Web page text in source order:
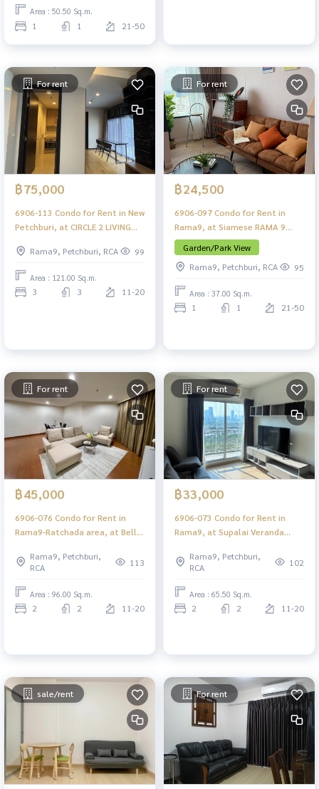
Area : 50.50 Sq.m.
1 1 21-50
For rent
฿75,000
6906-113 Condo for Rent in New
Petchburi, at CIRCLE 2 LIVING
Petchburi
Rama9, Petchburi, RCA 99
Area : 121.00 Sq.m.
3 3 11-20
For rent
฿24,500
6906-097 Condo for Rent in
Rama9, at Siamese RAMA 9
(Landmark @MRTA Station),
MRT Rama9
Garden/Park View
Rama9, Petchburi, RCA
95
Area : 37.00 Sq.m.
1 1 21-50
For rent
฿45,000
6906-076 Condo for Rent in
Rama9-Ratchada area, at Belle
Rama9, Petchburi,
RCA
113
Area : 96.00 Sq.m.
2 2 11-20
For rent
฿33,000
6906-073 Condo for Rent in
Rama9, at Supalai Veranda
Rama9, Petchburi,
RCA
102
Area : 65.50 Sq.m.
2 2 11-20
sale/rent For rent